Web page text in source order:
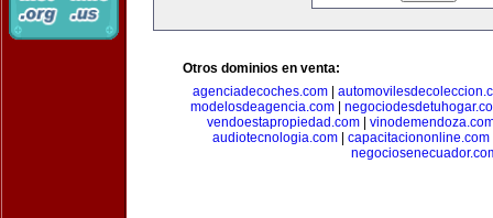
Otros dominios en venta:
agenciadecoches.com
modelosdeagencia.com
vendoestapropiedad.com|
audiotecnologia.com
capacitaciononline.com